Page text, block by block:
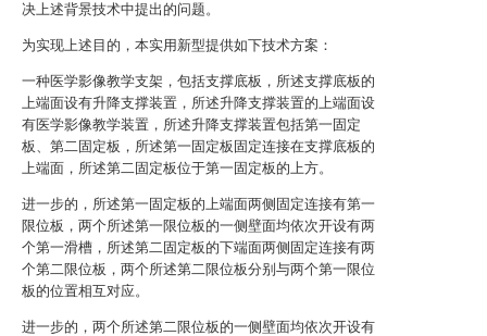
决上述背景技术中提出的问题。
为实现上述目的，本实用新型提供如下技术方案：
一种医学影像教学支架，包括支撑底板，所述支撑底板的
上端面设有升降支撑装置，所述升降支撑装置的上端面设
有医学影像教学装置，所述升降支撑装置包括第一固定
板、第二固定板，所述第一固定板固定连接在支撑底板的
上端面，所述第二固定板位于第一固定板的上方。
进一步的，所述第一固定板的上端面两侧固定连接有第一
限位板，两个所述第一限位板的一侧壁面均依次开设有两
个第一滑槽，所述第二固定板的下端面两侧固定连接有两
个第二限位板，两个所述第二限位板分别与两个第一限位
板的位置相互对应。
进一步的，两个所述第二限位板的一侧壁面均依次开设有